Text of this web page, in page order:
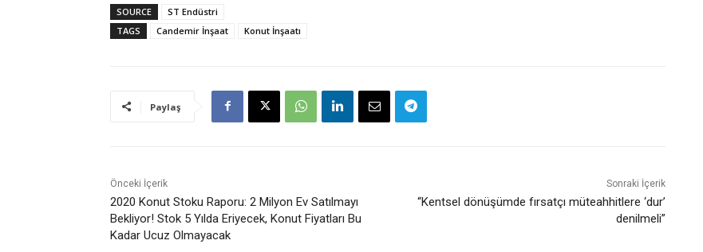
SOURCE
ST Endüstri
TAGS
Candemir İnşaat Konut İnşaatı
Paylaş
Önceki İçerik
2020 Konut Stoku Raporu: 2 Milyon Ev Satılmayı
Bekliyor! Stok 5 Yılda Eriyecek, Konut Fiyatları Bu
Kadar Ucuz Olmayacak
Sonraki İçerik
“Kentsel dönüşümde fırsatçı müteahhitlere ‘dur’
denilmeli”